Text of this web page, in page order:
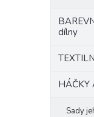
dílny
HÁČKY
Sady